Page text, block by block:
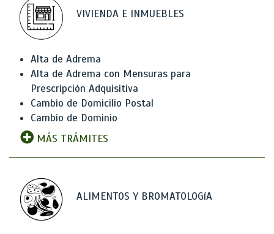
VIVIENDA E INMUEBLES
Alta de Adrema
Alta de Adrema con Mensuras para
Prescripción Adquisitiva
Cambio de Domicilio Postal
Cambio de Dominio
MÁS TRÁMITES
ALIMENTOS Y BROMATOLOGíA